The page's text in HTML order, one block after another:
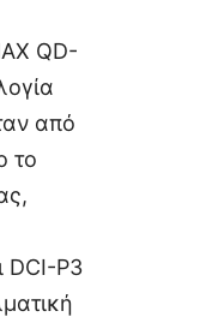
QD-
από
το
DCI-P3